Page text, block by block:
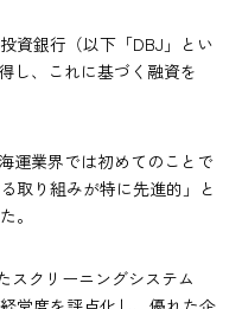
資銀行（以下「DBJ」とい
し、これに基づく融資を
運業界では初めてのことで
取り組みが特に先進的」と
。
スクリーニングシステム